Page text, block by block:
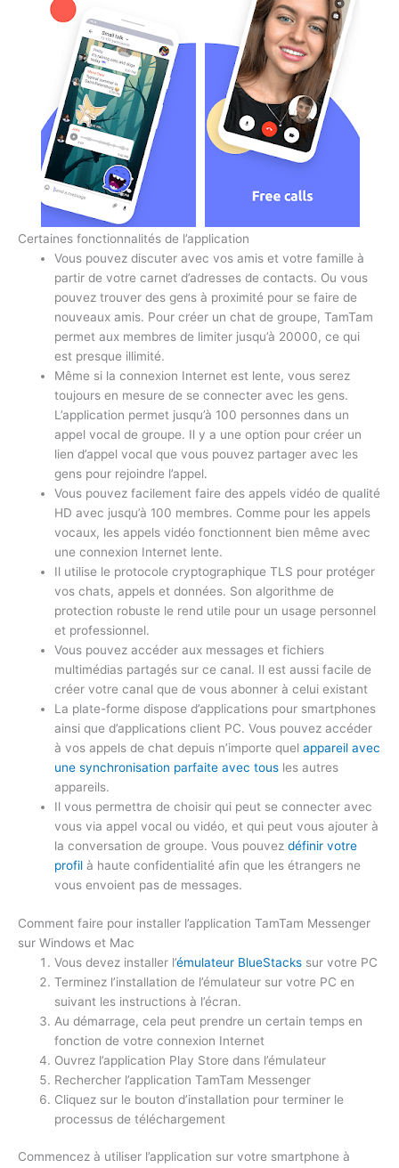
Certaines fonctionnalités de l’application
Vous pouvez discuter avec vos amis et votre famille à
partir de votre carnet d’adresses de contacts. Ou vous
pouvez trouver des gens à proximité pour se faire de
nouveaux amis. Pour créer un chat de groupe, TamTam
permet aux membres de limiter jusqu’à 20000, ce qui
est presque illimité.
Même si la connexion Internet est lente, vous serez
toujours en mesure de se connecter avec les gens.
L’application permet jusqu’à 100 personnes dans un
appel vocal de groupe. Il y a une option pour créer un
lien d’appel vocal que vous pouvez partager avec les
gens pour rejoindre l’appel.
Vous pouvez facilement faire des appels vidéo de qualité
HD avec jusqu’à 100 membres. Comme pour les appels
vocaux, les appels vidéo fonctionnent bien même avec
une connexion Internet lente.
Il utilise le protocole cryptographique TLS pour protéger
vos chats, appels et données. Son algorithme de
protection robuste le rend utile pour un usage personnel
et professionnel.
Vous pouvez accéder aux messages et fichiers
multimédias partagés sur ce canal. Il est aussi facile de
créer votre canal que de vous abonner à celui existant
La plate-forme dispose d’applications pour smartphones
ainsi que d’applications client PC. Vous pouvez accéder
à vos appels de chat depuis n’importe quelappareil avec
une synchronisation parfaite avec tous les autres
appareils.
Il vous permettra de choisir qui peut se connecter avec
vous via appel vocal ou vidéo, et qui peut vous ajouter à
la conversation de groupe. Vous pouvezdéfinir votre
profil à haute confidentialité afin que les étrangers ne
vous envoient pas de messages.
Comment faire pour installer l’application TamTam Messenger
sur Windows et Mac
Vous devez installer l’émulateur BlueStacks sur votre PC
Terminez l’installation de l’émulateur sur votre PC en
suivant les instructions à l’écran.
Au démarrage, cela peut prendre un certain temps en
fonction de votre connexion Internet
Ouvrez l’application Play Store dans l’émulateur
Rechercher l’application TamTam Messenger
Cliquez sur le bouton d’installation pour terminer le
processus de téléchargement
Commencez à utiliser l’application sur votre smartphone à